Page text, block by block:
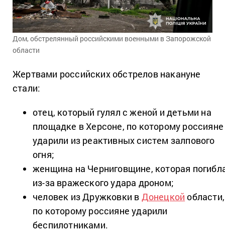
Дом, обстрелянный российскими военными в Запорожской
области
Жертвами российских обстрелов накануне
стали:
отец, который гулял с женой и детьми на
площадке в Херсоне, по которому россияне
ударили из реактивных систем залпового
огня;
женщина на Черниговщине, которая
из-за вражеского удара дроном;
человек из Дружковки в Донецкой области,
по которому россияне ударили
беспилотниками.